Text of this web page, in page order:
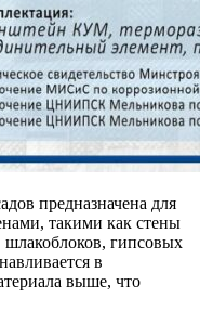
предназначена для
такими как стены
шлакоблоков, гипсовых
в
выше, что